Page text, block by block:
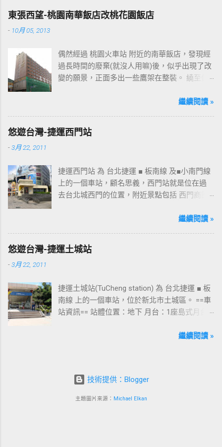
東張西望-桃園南華飯店改桃花園飯店
- 10月 05, 2013
偶然經過 桃園火車站 附近的南華飯店，發現經
過長時間的廢棄(就沒人用嘛)後，似乎出現了改
變的願景，正面多出一些鷹架在整裝。 繞至側
桃園的民眾又有一個聚餐旅遊的好去處囉!!但今
趴走將持續為讀者們追蹤其動態消息，請各位
開始期待開幕日的來臨吧！ 南華飯店施工中現
繼續閱讀 »
悠遊台灣-捷運西門站
-3月 22, 2011
捷運西門站 為 台北捷運 ■ 板南線 及■小南門線
上的一個車站，顧名思義，西門站就是位在過
去台北城西門的位置，附近景點包括 西門商圈
圖中的六號出口，因位處 西門商圈 之入口，成
等候的標的物，也是是最容易堵塞的出口。 捷
運西門站六號出口&西門町商圈 板南線上車站 [
站 ] - [ 龍山寺站 ] - [ 西門站 ] - [ 台北車站 ] - [
善導寺站 ] - [ 忠孝新生站 ] - [ 忠孝復興站 ] - [
忠孝敦化站 ] - [ 國父紀念館站 ] - [ 市政府站
繼續閱讀 »
悠遊台灣-捷運土城站
-3月 22, 2011
捷運土城站(TuCheng station) 為 台北捷運 ■ 板
南線 上的一個車站，位於新北市土城區。 ==車
站資訊== 站體位置：地下 月台：1座島式月台
站 ] ---->往 板橋站 、 台北車站 、 南港展覽館
寺站 ] - [ 西門站 ] - [ 台北車站 ] - [ 善導寺站 ] -
[ 忠孝新生站 ] - [ 忠孝復興站 ] - [ 忠孝敦化站
繼續閱讀 »
技術提供：Blogger
主題圖片來源： Michael Elkan